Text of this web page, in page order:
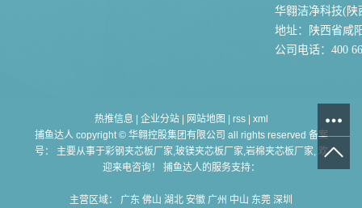
华翱洁净科技(陕
地址：陕西省咸
公司电话：400
热推信息 | 企业分站| 网站地图 | rss| xml
捕鱼达人 copyright © 华翱控股集团有限公司 all rights reserved 备案
号： 主要从事于彩钢夹芯板厂家,玻镁夹芯板厂家,岩棉夹芯板厂家 , 欢
迎来电咨询！ 捕鱼达人的服务支持：
主营区域： 广东 佛山 湖北 安徽 广州 中山 东莞 深圳